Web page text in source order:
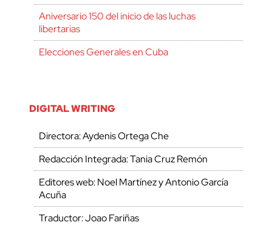
Aniversario 150 del inicio de las luchas
libertarias
Elecciones Generales en Cuba
DIGITAL WRITING
Directora: Aydenis Ortega Che
Redacción Integrada: Tania Cruz Remón
Editores web: Noel Martínez y Antonio García
Acuña
Traductor: Joao Fariñas